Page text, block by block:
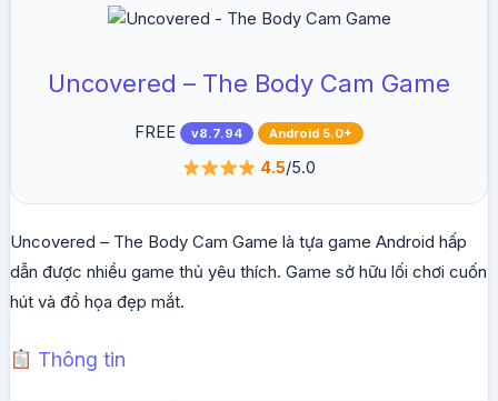
Uncovered – The Body Cam Game
FREE v8.7.94 Android 5.0+
4.5/5.0
Uncovered – The Body Cam Game là tựa game Android hấp
dẫn được nhiều game thủ yêu thích. Game sở hữu lối chơi cuốn
hút và đồ họa đẹp mắt.
Thông tin